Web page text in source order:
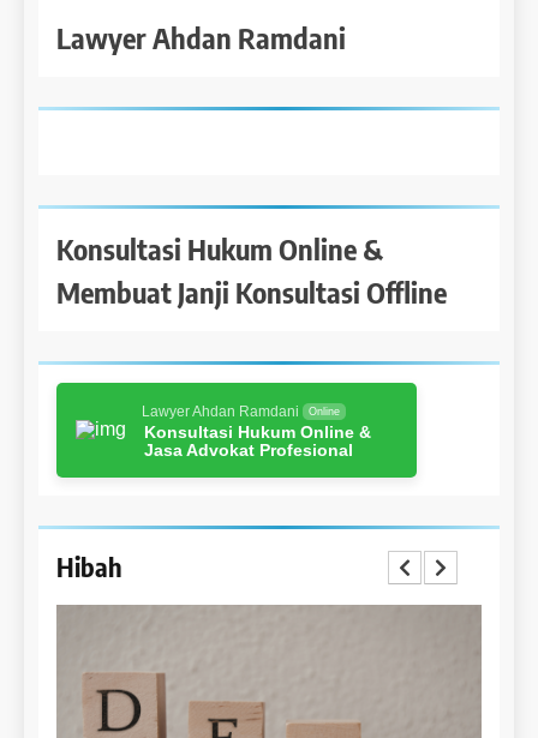
Lawyer Ahdan Ramdani
Konsultasi Hukum Online &
Membuat Janji Konsultasi Offline
Lawyer Ahdan Ramdani Online
Konsultasi Hukum Online &
Jasa Advokat Profesional
Hibah